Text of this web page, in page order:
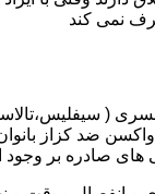
نمی کند
ضد کزاز
صادره بر وجود